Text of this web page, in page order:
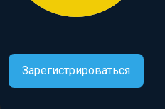
Зарегистрироваться